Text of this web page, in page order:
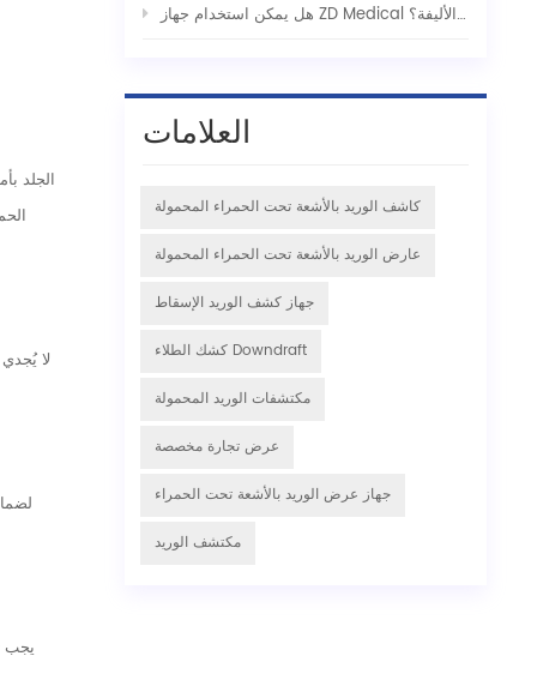
لا
يجب
هل يمكن استخدام جهاز ZD Medical لتحديد الأوردة الوريدي للاستخدام مع الحيوانات الأليفة؟
العلامات
كاشف الوريد بالأشعة تحت الحمراء المحمولة
عارض الوريد بالأشعة تحت الحمراء المحمولة
جهاز كشف الوريد الإسقاط
كشك الطلاء Downdraft
مكتشفات الوريد المحمولة
عرض تجارة مخصصة
جهاز عرض الوريد بالأشعة تحت الحمراء
مكتشف الوريد